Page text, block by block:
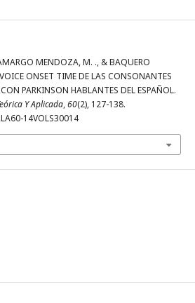
MENDOZA, M. ., & BAQUERO
ONSET TIME DE LAS CONSONANTES
PARKINSON HABLANTES DEL ESPAÑOL.
Y Aplicada,60(2), 127-138.
14VOLS30014